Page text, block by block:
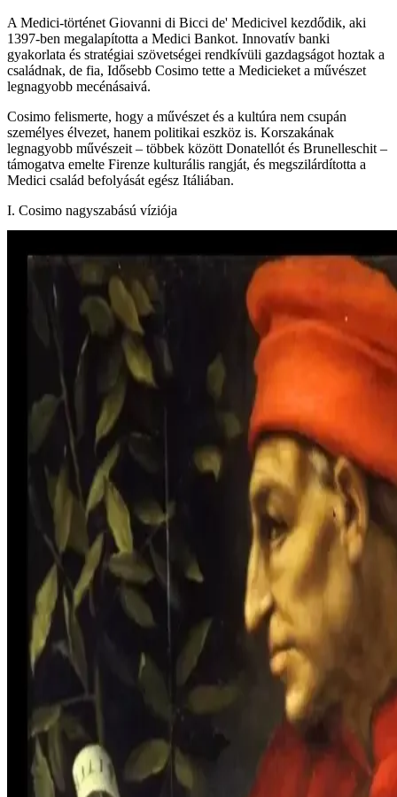
A Medici-történet Giovanni di Bicci de' Medicivel kezdődik, aki
1397-ben megalapította a Medici Bankot. Innovatív banki
gyakorlata és stratégiai szövetségei rendkívüli gazdagságot hoztak a
családnak, de fia, Idősebb Cosimo tette a Medicieket a művészet
legnagyobb mecénásaivá.
Cosimo felismerte, hogy a művészet és a kultúra nem csupán
személyes élvezet, hanem politikai eszköz is. Korszakának
legnagyobb művészeit – többek között Donatellót és Brunelleschit –
támogatva emelte Firenze kulturális rangját, és megszilárdította a
Medici család befolyását egész Itáliában.
I. Cosimo nagyszabású víziója